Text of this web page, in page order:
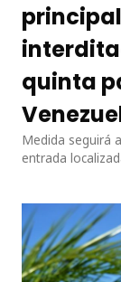
quinta
Medida seguirá
entrada